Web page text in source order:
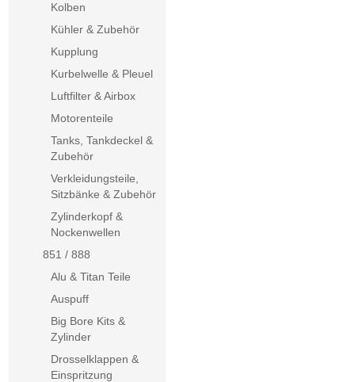
Kolben
Kühler & Zubehör
Kupplung
Kurbelwelle & Pleuel
Luftfilter & Airbox
Motorenteile
Tanks, Tankdeckel &
Zubehör
Verkleidungsteile,
Sitzbänke & Zubehör
Zylinderkopf &
Nockenwellen
851 / 888
Alu & Titan Teile
Auspuff
Big Bore Kits &
Zylinder
Drosselklappen &
Einspritzung